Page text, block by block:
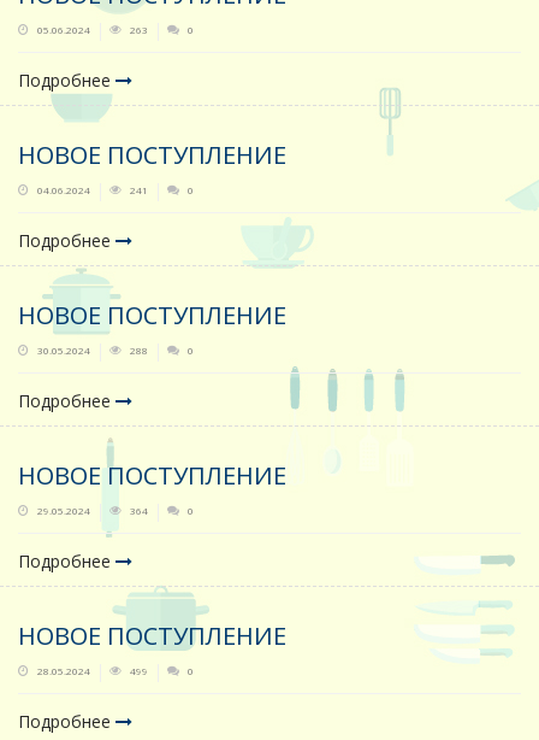
05.06.2024 263 0
Подробнее
НОВОЕ ПОСТУПЛЕНИЕ
04.06.2024 241 0
Подробнее
НОВОЕ ПОСТУПЛЕНИЕ
30.05.2024 288 0
Подробнее
НОВОЕ ПОСТУПЛЕНИЕ
29.05.2024 364 0
Подробнее
НОВОЕ ПОСТУПЛЕНИЕ
28.05.2024 499 0
Подробнее